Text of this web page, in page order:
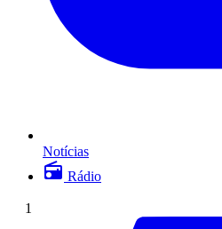
Notícias
Rádio
1